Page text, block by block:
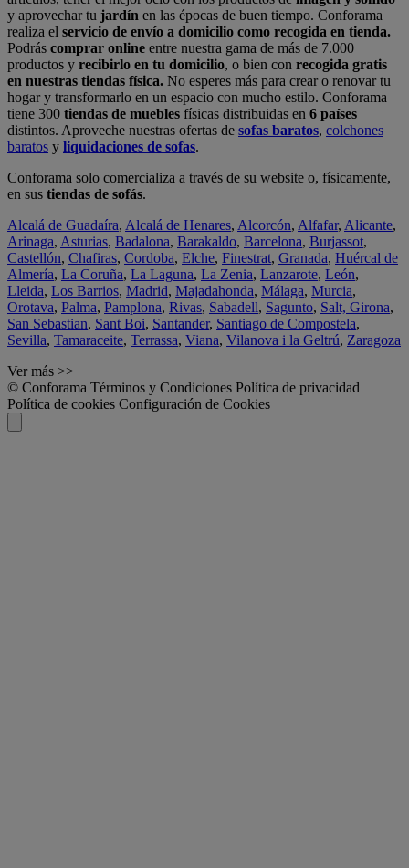
y aprovechar tu jardín en las épocas de buen tiempo. Conforama
realiza el servicio de envío a domicilio como recogida en tienda.
Podrás comprar online entre nuestra gama de más de 7.000
productos y recibirlo en tu domicilio, o bien con recogida gratis
en nuestras tiendas física. No esperes más para crear o renovar tu
hogar y transformarlo en un espacio con mucho estilo. Conforama
tiene 300 tiendas de muebles físicas distribuidas en 6 países
distintos. Aproveche nuestras ofertas de sofas baratos, colchones
baratos y liquidaciones de sofas.
Conforama solo comercializa a través de su website o, físicamente,
en sus tiendas de sofás.
Alcalá de Guadaíra, Alcalá de Henares, Alcorcón, Alfafar, Alicante,
Arinaga, Asturias, Badalona, Barakaldo, Barcelona, Burjassot,
Castellón, Chafiras, Cordoba, Elche, Finestrat, Granada, Huércal de
Almería, La Coruña, La Laguna, La Zenia, Lanzarote, León,
Lleida, Los Barrios, Madrid, Majadahonda, Málaga, Murcia,
Orotava, Palma, Pamplona, Rivas, Sabadell, Sagunto, Salt, Girona,
San Sebastian, Sant Boi, Santander, Santiago de Compostela,
Sevilla, Tamaraceite, Terrassa, Viana, Vilanova i la Geltrú, Zaragoza
Ver más >>
© Conforama Términos y Condiciones Política de privacidad
Política de cookies Configuración de Cookies